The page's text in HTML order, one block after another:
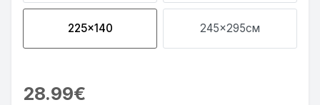
225x140 245x295см
28.99€